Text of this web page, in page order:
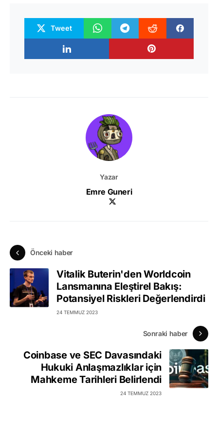
Tweet
Yazar
Emre Guneri
Önceki haber
Vitalik Buterin'den Worldcoin
Lansmanına Eleştirel Bakış:
Potansiyel Riskleri Değerlendirdi
24 TEMMUZ 2023
Sonraki haber
Coinbase ve SEC Davasındaki
Hukuki Anlaşmazlıklar için
Mahkeme Tarihleri Belirlendi
24 TEMMUZ 2023